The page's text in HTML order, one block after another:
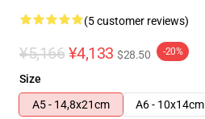
(5 customer reviews)
¥5,166 ¥4,133 $28.50 -20%
Size
A5 - 14,8x21cm
A6 - 10x14cm